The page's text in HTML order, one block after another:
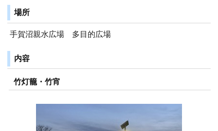
場所
手賀沼親水広場 多目的広場
内容
竹灯籠・竹宵